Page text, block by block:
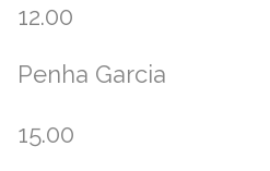
12.00
Penha Garcia
15.00